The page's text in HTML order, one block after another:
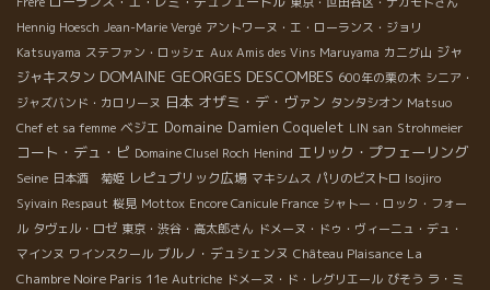
Hennig Hoesch Jean-Marie Vergé アントワーヌ・エ・ローランス・ジョリ
Katsuyama ステファン・ロッシェ Aux Amis des Vins Maruyama カニグ山 ジャ
ジャキスタン DOMAINE GEORGES DESCOMBES 600年の栗の木 シニア・
ジャズバンド・カロリーヌ 日本 オザミ・デ・ヴァン タンタシオン Matsuo
Chef et sa femme ベジエ Domaine Damien Coquelet LIN san Strohmeier
コート・デュ・ピ Domaine Clusel Roch Henind エリック・プフェーリング
Seine 日本酒 菊姫 レピュブリック広場 マキシムス パリのビストロ Isojiro
Syivain Respaut 桜見 Mottox Encore Canicule France シャトー・ロック・フォー
ル タヴェル・ロゼ 東京・渋谷・高太郎さん ドメーヌ・ドゥ・ヴィーニュ・デュ・
マインヌ ワインスクール ブルノ・デュシェンヌ Château Plaisance La
Chambre Noire Paris 11e Autriche ドメーヌ・ド・レグリエール びそう ラ・ミ